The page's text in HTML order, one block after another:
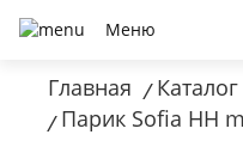
Меню
Главная / Каталог
/ Парик Sofia HH